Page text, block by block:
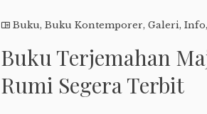
Buku,Buku Kontemporer,Galeri,Info
Buku Terjemahan
Rumi Segera Terbit